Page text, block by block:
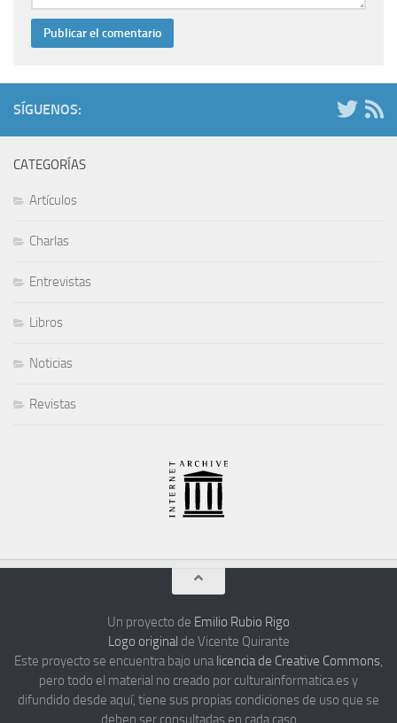
SÍGUENOS:
CATEGORÍAS
Artículos
Charlas
Entrevistas
Libros
Noticias
Revistas
Un proyecto de Emilio Rubio Rigo
Logo original de Vicente Quirante
Este proyecto se encuentra bajo unalicencia de Creative Commons,
pero todo el material no creado por culturainformatica.es y
difundido desde aquí, tiene sus propias condiciones de uso que se
deben ser consultadas en cada caso